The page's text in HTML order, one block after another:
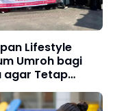
Lifestyle
Umroh bagi
agar Tetap